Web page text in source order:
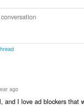
:
ago
and I love ad blockers that